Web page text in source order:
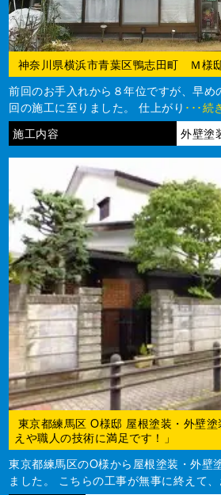
神奈川県横浜市青葉区鴨志田町 Ｍ様
前回のお手入れから８年位ですが、早め
回の施工に至りました。 仕上がり ･･･続
施工内容
外壁塗
東京都練馬区 O様邸 屋根塗装・外壁
えや職人の技術に満足です！」
東京都練馬区のO様から屋根塗装・外壁
ました。 こちらの工事が無事に終えて、